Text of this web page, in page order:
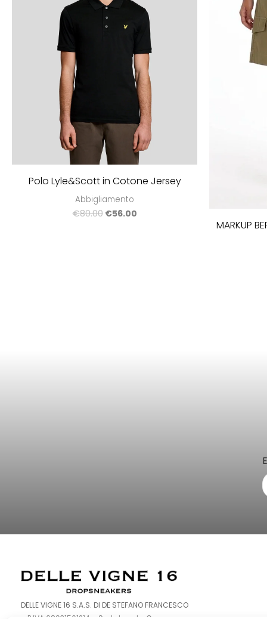
Polo Lyle&Scott in Cotone Jersey
Abbigliamento
€80.00 €56.00
MARKUP
DELLE VIGNE 16 S.A.S. DI DE STEFANO FRANCESCO